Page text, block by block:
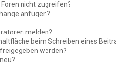
nicht zugreifen?
anfügen?
melden?
beim Schreiben eines
werden?